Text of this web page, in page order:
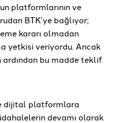
platformlarının ve
BTK’ye bağlıyor;
kararı olmadan
yetkisi veriyordu. Ancak
bu madde teklif
dijital platformlara
devamı olarak